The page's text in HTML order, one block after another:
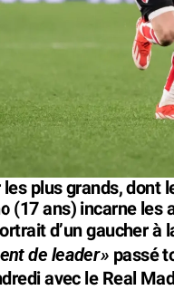
plus grands, dont
(17 ans) incarne les
d’un gaucher à
de leader» passé
avec le Real